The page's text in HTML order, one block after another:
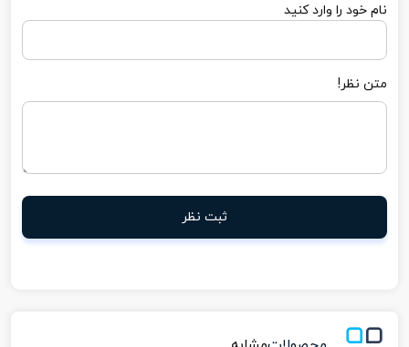
نام خود را وارد کنید
متن نظر!
ثبت نظر